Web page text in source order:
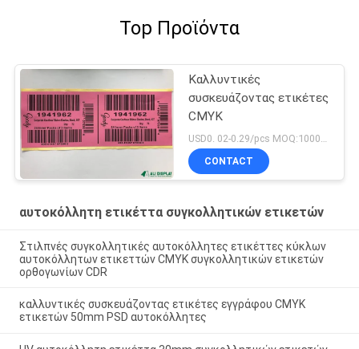
Top Προϊόντα
Καλλυντικές
συσκευάζοντας ετικέτες
CMYK
CONTACT
αυτοκόλλητη ετικέττα συγκολλητικών ετικετών
Στιλπνές συγκολλητικές αυτοκόλλητες ετικέττες κύκλων
αυτοκόλλητων ετικεττών CMYK συγκολλητικών ετικετών
ορθογωνίων CDR
καλλυντικές συσκευάζοντας ετικέτες εγγράφου CMYK
ετικετών 50mm PSD αυτοκόλλητες